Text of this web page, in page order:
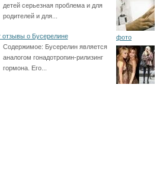
детей серьезная проблема и для
родителей и для...
отзывы о Бусерелине
Содержимое: Бусерелин является
аналогом гонадотропин-рилизинг
гормона. Его...
фото